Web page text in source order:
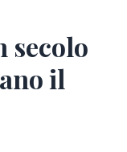
secolo
il